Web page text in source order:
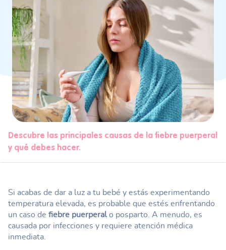
Descubre las principales causas de la fiebre puerperal
y qué debes hacer.
Si acabas de dar a luz a tu bebé y estás experimentando
temperatura elevada, es probable que estés enfrentando
un caso de fiebre puerperal o posparto. A menudo, es
causada por infecciones y requiere atención médica
inmediata.